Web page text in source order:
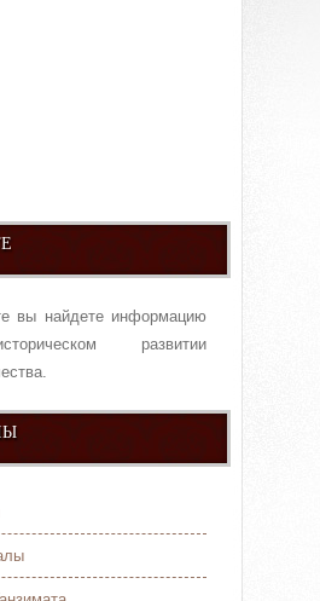
вы найдете информацию
развитии